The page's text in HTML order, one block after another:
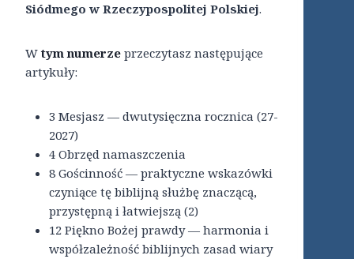
Siódmego w Rzeczypospolitej Polskiej.
Wtym numerze przeczytasz następujące
artykuły:
3 Mesjasz — dwutysięczna rocznica (27-
2027)
4 Obrzęd namaszczenia
8 Gościnność — praktyczne wskazówki
czyniące tę biblijną służbę znaczącą,
przystępną i łatwiejszą (2)
12 Piękno Bożej prawdy — harmonia i
współzależność biblijnych zasad wiary